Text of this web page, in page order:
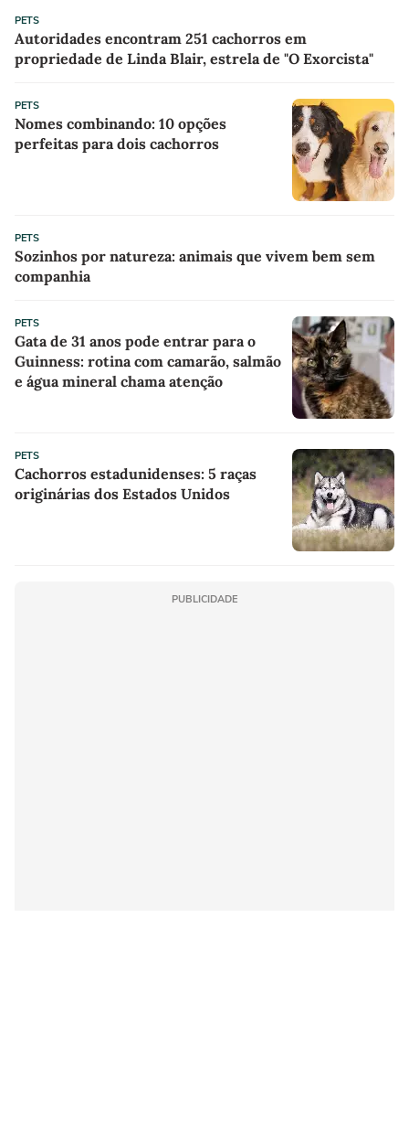
PETS
Autoridades encontram 251 cachorros em
propriedade de Linda Blair, estrela de "O Exorcista"
PETS
Nomes combinando: 10 opções
perfeitas para dois cachorros
PETS
Sozinhos por natureza: animais que vivem bem sem
companhia
PETS
Gata de 31 anos pode entrar para o
Guinness: rotina com camarão, salmão
e água mineral chama atenção
PETS
Cachorros estadunidenses: 5 raças
originárias dos Estados Unidos
PUBLICIDADE